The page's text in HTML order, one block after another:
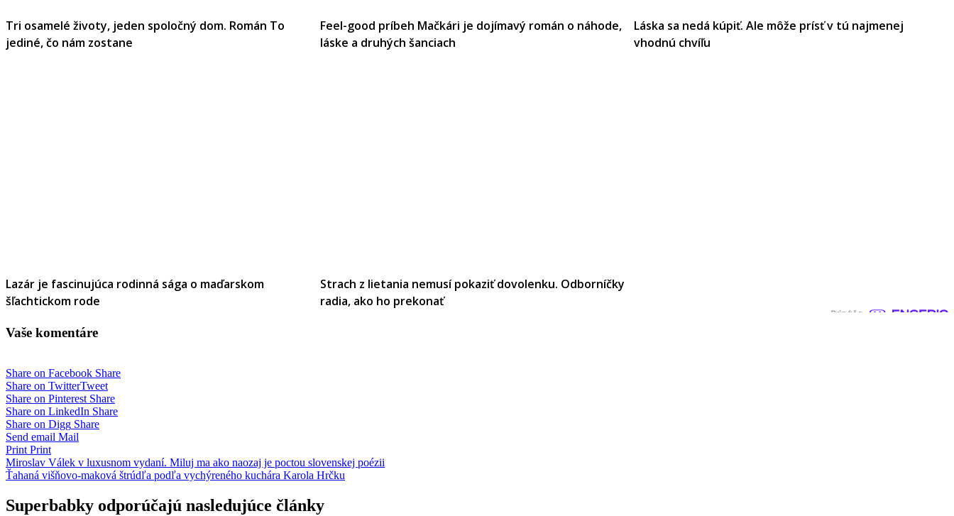
Tri osamelé životy, jeden spoločný dom. Román To
jediné, čo nám zostane
Feel-good príbeh Mačkári je dojímavý román o náhode,
láske a druhých šanciach
Láska sa nedá kúpiť. Ale môže prísť v tú najmenej
vhodnú chvíľu
Lazár je fascinujúca rodinná sága o maďarskom
šľachtickom rode
Strach z lietania nemusí pokaziť dovolenku. Odborníčky
radia, ako ho prekonať
Vaše komentáre
Share on Facebook Share
Share on TwitterTweet
Share on Pinterest Share
Share on LinkedIn Share
Share on Digg Share
Send email Mail
Print Print
Navigácia
v
článku
Miroslav Válek v luxusnom vydaní. Miluj ma ako naozaj je poctou slovenskej poézii
Ťahaná višňovo-maková štrúdľa podľa vychýreného kuchára Karola Hrčku
Superbabky odporúčajú nasledujúce články